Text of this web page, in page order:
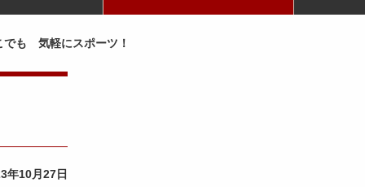
も 気軽にスポーツ！
年10月27日